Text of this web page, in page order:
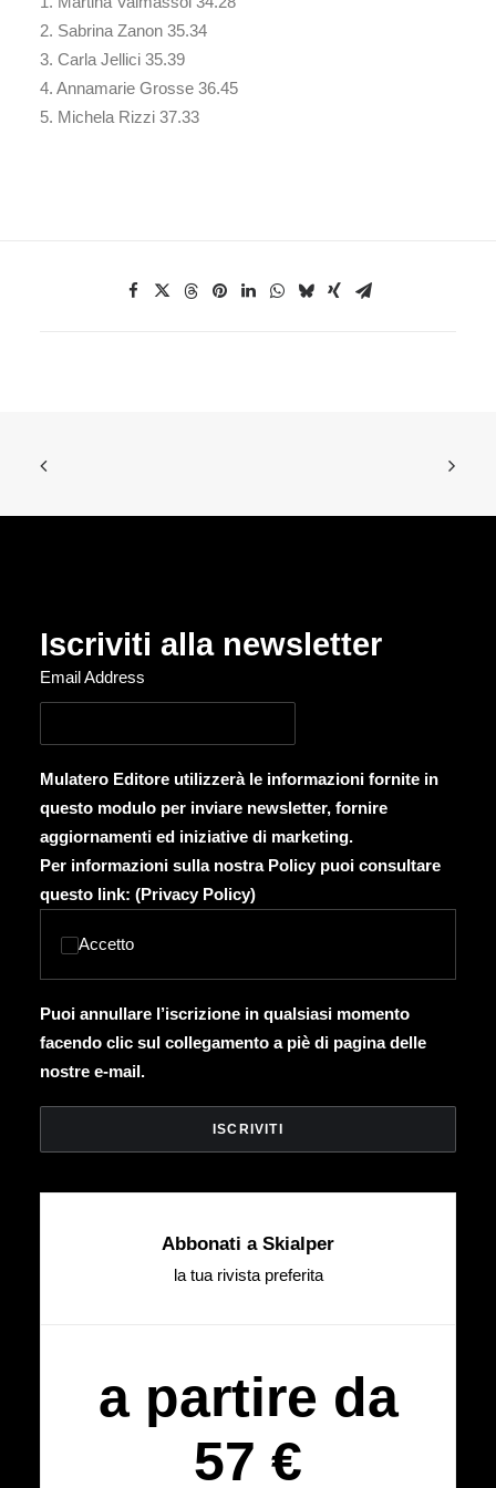
2. Sabrina Zanon 35.34
3. Carla Jellici 35.39
4. Annamarie Grosse 36.45
5. Michela Rizzi 37.33
Iscriviti alla newsletter
Email Address
Mulatero Editore utilizzerà le informazioni fornite in
questo modulo per inviare newsletter, fornire
aggiornamenti ed iniziative di marketing.
Per informazioni sulla nostra Policy puoi consultare
questo link: (Privacy Policy)
Accetto
Puoi annullare l’iscrizione in qualsiasi momento
facendo clic sul collegamento a piè di pagina delle
nostre e-mail.
Abbonati a Skialper
la tua rivista preferita
a partire da
57 €